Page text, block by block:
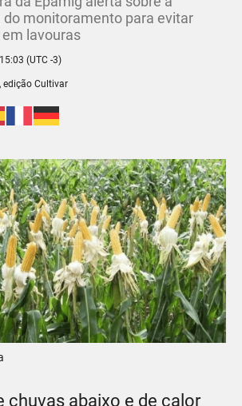
monitoramento para evitar
lavouras
(UTC -3)
edição Cultivar
chuvas abaixo e de calor